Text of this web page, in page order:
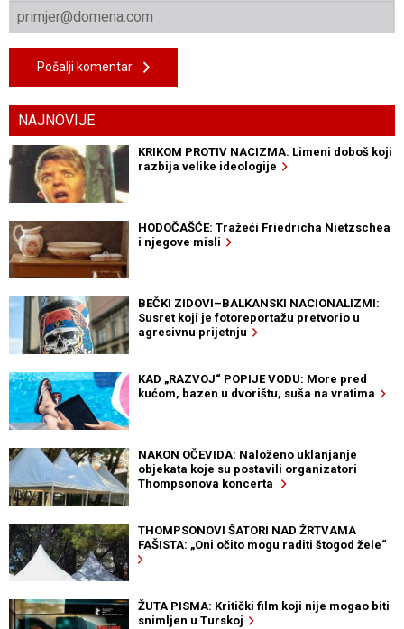
Pošalji komentar
NAJNOVIJE
KRIKOM PROTIV NACIZMA: Limeni doboš koji
razbija velike ideologije
HODOČAŠĆE: Tražeći Friedricha Nietzschea
i njegove misli
BEČKI ZIDOVI–BALKANSKI NACIONALIZMI:
Susret koji je fotoreportažu pretvorio u
agresivnu prijetnju
KAD „RAZVOJ“ POPIJE VODU: More pred
kućom, bazen u dvorištu, suša na vratima
NAKON OČEVIDA: Naloženo uklanjanje
objekata koje su postavili organizatori
Thompsonova koncerta
THOMPSONOVI ŠATORI NAD ŽRTVAMA
FAŠISTA: „Oni očito mogu raditi štogod žele“
ŽUTA PISMA: Kritički film koji nije mogao biti
snimljen u Turskoj